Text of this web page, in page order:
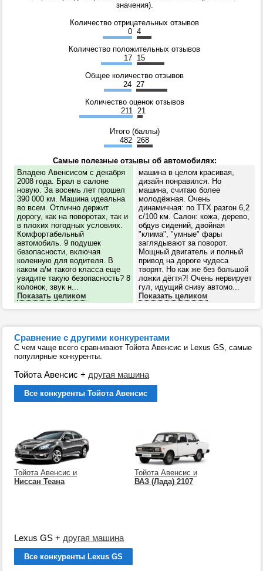
значения).
Количество отрицательных отзывов
0 4
Количество положительных отзывов
17 15
Общее количество отзывов
24 27
Количество оценок отзывов
211 21
Итого (баллы)
482 268
Самые полезные отзывы об автомобилях:
Владею Авенсисом с декабря
2008 года. Брал в салоне
новую. За восемь лет прошел
390 000 км. Машина идеальна
во всем. Отлично держит
дорогу, как на поворотах, так и
в плохих погодных условиях.
Комфортабельный
автомобиль. 9 подушек
безопасности, включая
коленную для водителя. В
каком а/м такого класса еще
увидите такую безопасность? 8
колонок, звук н...
Показать целиком
машина в целом красивая,
дизайн понравился. Но
машина, считаю более
молодёжная. Очень
динамичная: по ТТХ разгон 6,2
с/100 км. Салон: кожа, дерево,
обдув сидений, двойная
"клима", "умные" фары
заглядывают за поворот.
Мощный двигатель и полный
привод на дороге чудеса
творят. Но как же без большой
ложки дёгтя?! Очень нервирует
гул, идущий снизу автомо...
Показать целиком
Сравнение с другими конкурентами
С чем чаще всего сравнивают Тойота Авенсис и Lexus GS, самые
популярные конкуренты.
Тойота Авенсис + другая машина
Все конкуренты Тойота Авенсис
Тойота Авенсис и
Ниссан Теана
Тойота Авенсис и
ВАЗ (Лада) 2107
Lexus GS + другая машина
Все конкуренты Lexus GS